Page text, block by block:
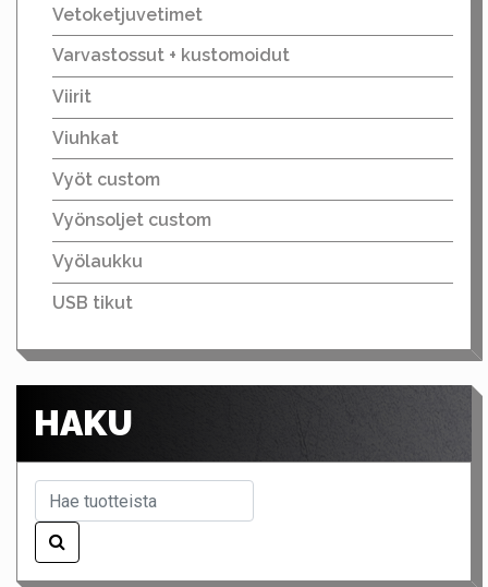
Vetoketjuvetimet
Varvastossut + kustomoidut
Viirit
Viuhkat
Vyöt custom
Vyönsoljet custom
Vyölaukku
USB tikut
HAKU